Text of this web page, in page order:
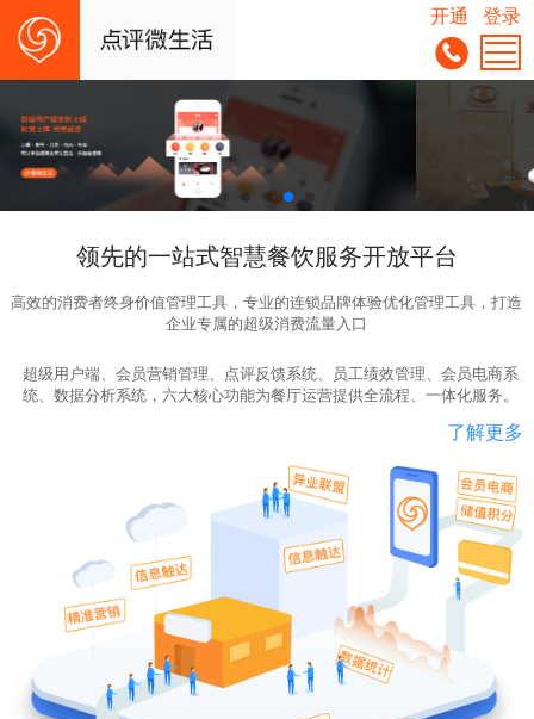
开通 登录
领先的一站式智慧餐饮服务开放平台
高效的消费者终身价值管理工具，专业的连锁品牌体验优化管理工具，打造
企业专属的超级消费流量入口
超级用户端、会员营销管理、点评反馈系统、员工绩效管理、会员电商系
统、数据分析系统，六大核心功能为餐厅运营提供全流程、一体化服务。
了解更多